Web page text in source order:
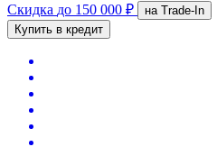
Скидка до 150 000 ₽
на Trade-In
Купить в кредит